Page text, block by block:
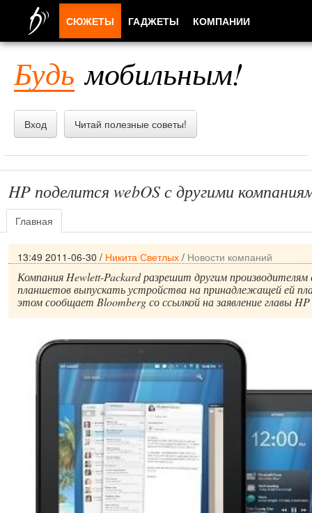
Будь мобильным!
Вход Читай полезные советы!
HP поделится webOS с другими
Главная
13:49 2011-06-30 / Никита Светлых / Новости компаний
Компания Hewlett-Packard разрешит другим
планшетов выпускать устройства на принадлежащей ей
этом сообщает Bloomberg со ссылкой на заявление главы
СЮЖЕТЫ ГАДЖЕТЫ КОМПАНИИ
ПРИЛОЖЕНИЯ